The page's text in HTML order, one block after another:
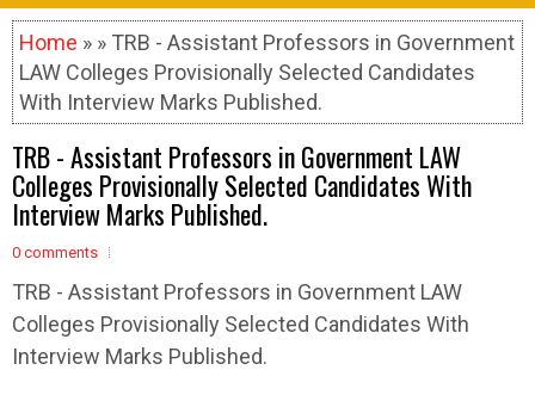
Home » » TRB - Assistant Professors in Government
LAW Colleges Provisionally Selected Candidates
With Interview Marks Published.
TRB - Assistant Professors in Government LAW
Colleges Provisionally Selected Candidates With
Interview Marks Published.
0 comments
TRB - Assistant Professors in Government LAW
Colleges Provisionally Selected Candidates With
Interview Marks Published.